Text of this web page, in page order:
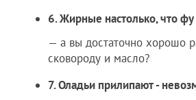
6. Жирные настолько, что
— а вы достаточно хорошо
сковороду и масло?
7. Оладьи прилипают -